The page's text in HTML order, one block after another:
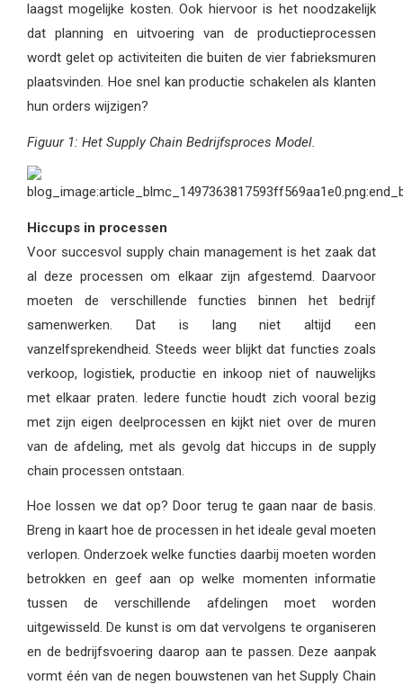
laagst mogelijke kosten. Ook hiervoor is het noodzakelijk
dat planning en uitvoering van de productieprocessen
wordt gelet op activiteiten die buiten de vier fabrieksmuren
plaatsvinden. Hoe snel kan productie schakelen als klanten
hun orders wijzigen?
Figuur 1: Het Supply Chain Bedrijfsproces Model.
Hiccups in processen
Voor succesvol supply chain management is het zaak dat
al deze processen om elkaar zijn afgestemd. Daarvoor
moeten de verschillende functies binnen het bedrijf
samenwerken. Dat is lang niet altijd een
vanzelfsprekendheid. Steeds weer blijkt dat functies zoals
verkoop, logistiek, productie en inkoop niet of nauwelijks
met elkaar praten. Iedere functie houdt zich vooral bezig
met zijn eigen deelprocessen en kijkt niet over de muren
van de afdeling, met als gevolg dat hiccups in de supply
chain processen ontstaan.
Hoe lossen we dat op? Door terug te gaan naar de basis.
Breng in kaart hoe de processen in het ideale geval moeten
verlopen. Onderzoek welke functies daarbij moeten worden
betrokken en geef aan op welke momenten informatie
tussen de verschillende afdelingen moet worden
uitgewisseld. De kunst is om dat vervolgens te organiseren
en de bedrijfsvoering daarop aan te passen. Deze aanpak
vormt één van de negen bouwstenen van het Supply Chain